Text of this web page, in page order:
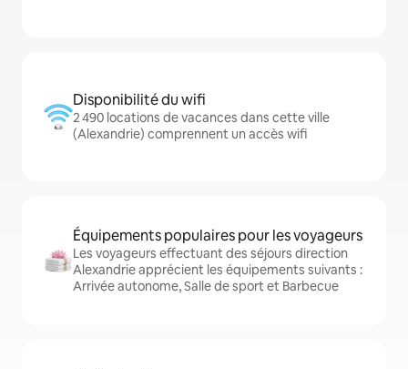
Disponibilité du wifi
2 490 locations de vacances dans cette ville
(Alexandrie) comprennent un accès wifi
Équipements populaires pour les voyageurs
Les voyageurs effectuant des séjours direction
Alexandrie apprécient les équipements suivants :
Arrivée autonome, Salle de sport et Barbecue